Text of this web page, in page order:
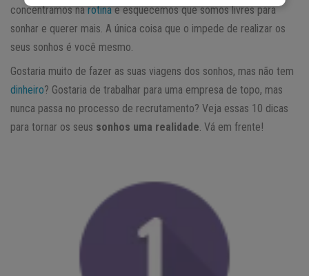
concentramos narotinae esquecemos que somos livres para
sonhar e querer mais. A única coisa que o impede de realizar os
seus sonhos é você mesmo.
Gostaria muito de fazer as suas viagens dos sonhos, mas não tem
dinheiro? Gostaria de trabalhar para uma empresa de topo, mas
nunca passa no processo de recrutamento? Veja essas 10 dicas
para tornar os seus sonhos uma realidade . Vá em frente!